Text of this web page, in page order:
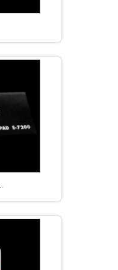
KORUMA
ESASLI